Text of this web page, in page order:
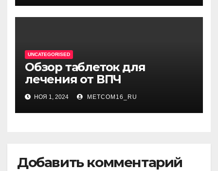
UNCATEGORISED
Обзор таблеток для
лечения от ВПЧ
НОЯ 1, 2024 METCOM16_RU
Добавить комментарий